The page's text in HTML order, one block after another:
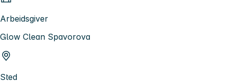
Arbeidsgiver
Glow Clean Spavorova
Sted